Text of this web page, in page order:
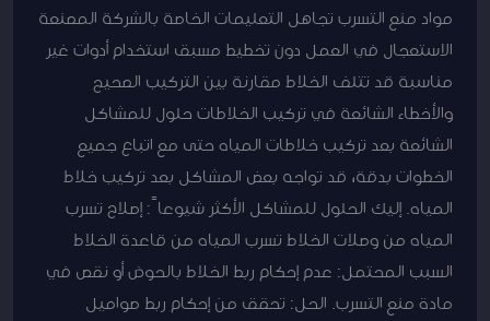
مواد منع التسرب تجاهل التعليمات الخاصة بالشركة المصنعة
الاستعجال في العمل دون تخطيط مسبق استخدام أدوات غير
مناسبة قد تتلف الخلاط مقارنة بين التركيب الصحيح
والأخطاء الشائعة في تركيب الخلاطات حلول للمشاكل
الشائعة بعد تركيب خلاطات المياه حتى مع اتباع جميع
الخطوات بدقة، قد تواجه بعض المشاكل بعد تركيب خلاط
المياه. إليك الحلول للمشاكل الأكثر شيوعاً: إصلاح تسرب
المياه من وصلات الخلاط تسرب المياه من قاعدة الخلاط
السبب المحتمل: عدم إحكام ربط الخلاط بالحوض أو نقص في
مادة منع التسرب. الحل: تحقق من إحكام ربط صواميل